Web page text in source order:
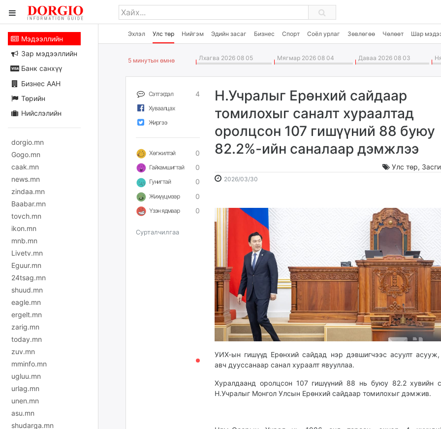
Эхлэл Улс төр Нийгэм Эдийн засаг Бизнес Спорт Соёл урлаг Зөвлөгөө Чөлөөт Шар
Мэдээллийн
Зар мэдээллийн
Банк санхүү
Бизнес ААН
Төрийн
Нийслэлийн
dorgio.mn
Gogo.mn
caak.mn
news.mn
zindaa.mn
Baabar.mn
tovch.mn
ikon.mn
mnb.mn
Livetv.mn
Eguur.mn
24tsag.mn
shuud.mn
eagle.mn
ergelt.mn
zarig.mn
today.mn
zuv.mn
mminfo.mn
ugluu.mn
urlag.mn
unen.mn
asu.mn
shudarga.mn
5 минутын өмнө Лхагва 2026 08 05 Мягмар 2026 08 04 Даваа 2026 08 03
Сэтгэгдэл 4
Хуваалцах
Жиргээ
Хөгжилтэй 0
Гайхамшигтай 0
Гунигтай 0
Жихүүцмээр 0
Үзэн ядмаар 0
Сурталчилгаа
Н.Учралыг Ерөнхий сайдаар
томилохыг саналт хураалтад
оролцсон 107 гишүүний 88 буюу
82.2%-ийн саналаар дэмжлээ
Улс төр,
2026/03/30
23:04:30
11:20:09
УИХ-ын гишүүд Ерөнхий сайдад нэр дэвшигчээс асуулт асууж,
авч дууссанаар санал хураалт явууллаа.
Хуралдаанд оролцсон 107 гишүүний 88 нь буюу 82.2 хувийн
Н.Учралыг Монгол Улсын Ерөнхий сайдаар томилохыг дэмжив.